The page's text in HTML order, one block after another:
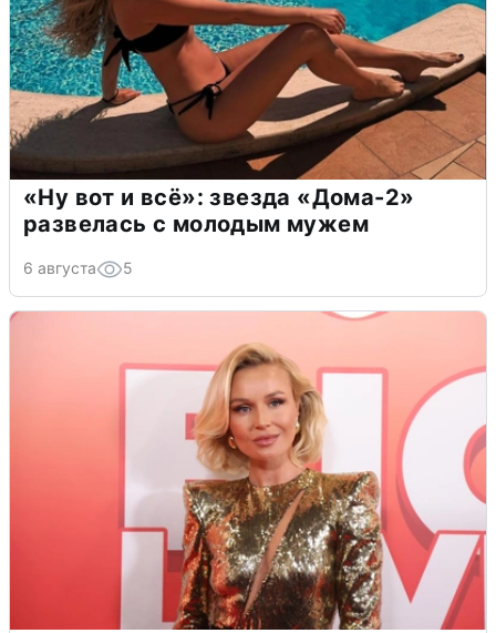
«Ну вот и всё»: звезда «Дома-2»
развелась с молодым мужем
6 августа 5